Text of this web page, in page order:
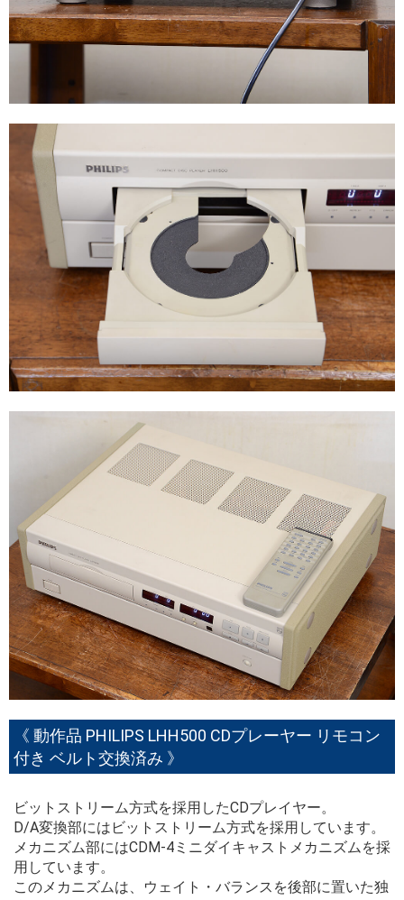
《 動作品 PHILIPS LHH500 CDプレーヤー リモコン
付き ベルト交換済み 》
ビットストリーム方式を採用したCDプレイヤー。
D/A変換部にはビットストリーム方式を採用しています。
メカニズム部にはCDM-4ミニダイキャストメカニズムを採
用しています。
このメカニズムは、ウェイト・バランスを後部に置いた独